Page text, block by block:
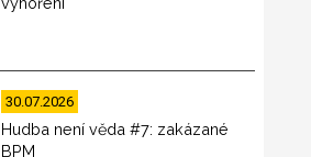
30.07.2026
Hudba není věda #7: zakázané
BPM